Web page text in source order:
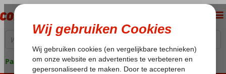
Pakketgarantie